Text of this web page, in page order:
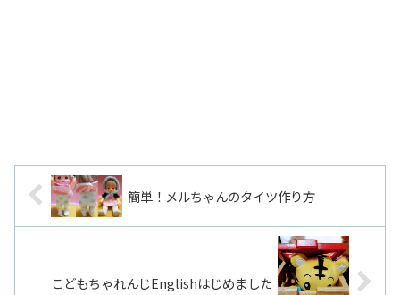
簡単！メルちゃんのタイツ作り方
こどもちゃれんじEnglishはじめました